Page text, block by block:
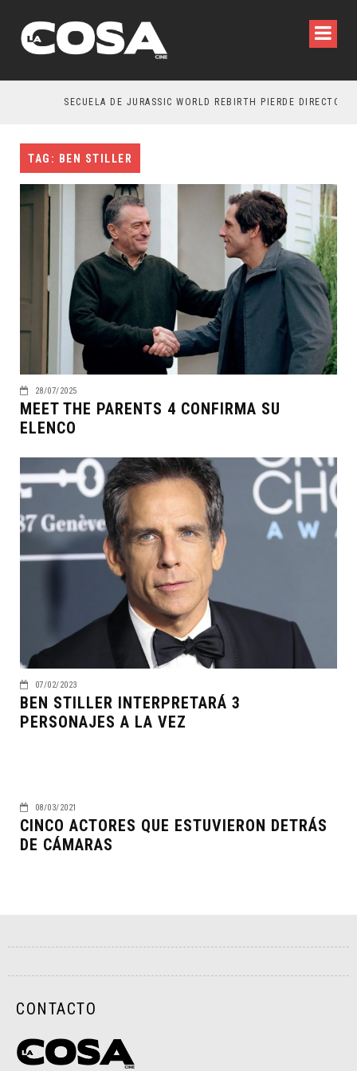
SECUELA DE JURASSIC WORLD REBIRTH PIERDE DIRECTOR
TAG: BEN STILLER
28/07/2025
MEET THE PARENTS 4 CONFIRMA SU
ELENCO
07/02/2023
BEN STILLER INTERPRETARÁ 3
PERSONAJES A LA VEZ
08/03/2021
CINCO ACTORES QUE ESTUVIERON DETRÁS
DE CÁMARAS
CONTACTO